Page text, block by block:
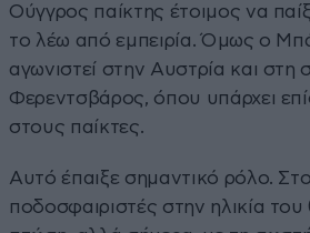
Ούγγρος παίκτης έτοιμος να
το λέω από εμπειρία. Όμως ο
αγωνιστεί στην Αυστρία και στη
Φερεντσβάρος, όπου υπάρχει
στους παίκτες.
Αυτό έπαιξε σημαντικό ρόλο.
ποδοσφαιριστές στην ηλικία